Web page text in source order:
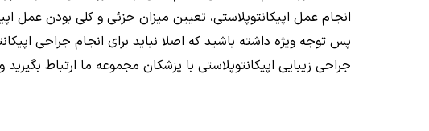
انجام عمل اپیکانتوپلاستی، تعیین میزان جزئی و کلی بودن
پس توجه ویژه داشته باشید که اصلا نباید برای انجام جراحی
جراحی زیبایی اپیکانتوپلاستی با پزشکان مجموعه ما ارتباط